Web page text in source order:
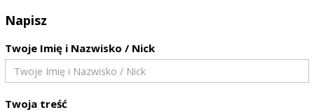
Napisz
Twoje Imię i Nazwisko / Nick
Twoja treść